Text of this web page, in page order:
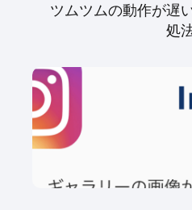
ツムツムの動作が遅
処